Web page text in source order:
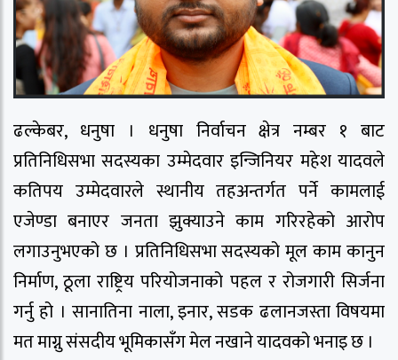
ढल्केबर, धनुषा । धनुषा निर्वाचन क्षेत्र नम्बर १ बाट
प्रतिनिधिसभा सदस्यका उम्मेदवार इन्जिनियर महेश यादवले
कतिपय उम्मेदवारले स्थानीय तहअन्तर्गत पर्ने कामलाई
एजेण्डा बनाएर जनता झुक्याउने काम गरिरहेको आरोप
लगाउनुभएको छ । प्रतिनिधिसभा सदस्यको मूल काम कानुन
निर्माण, ठूला राष्ट्रिय परियोजनाको पहल र रोजगारी सिर्जना
गर्नु हो । सानातिना नाला, इनार, सडक ढलानजस्ता विषयमा
मत माग्नु संसदीय भूमिकासँग मेल नखाने यादवको भनाइ छ ।